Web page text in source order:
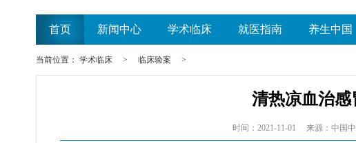
首页 新闻中心 学术临床 就医指南 养生中国
当前位置： 学术临床 > 临床验案 >
清热凉血治
时间：2021-11-01 来源：中国